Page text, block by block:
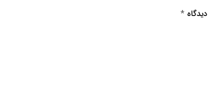
دیدگاه *